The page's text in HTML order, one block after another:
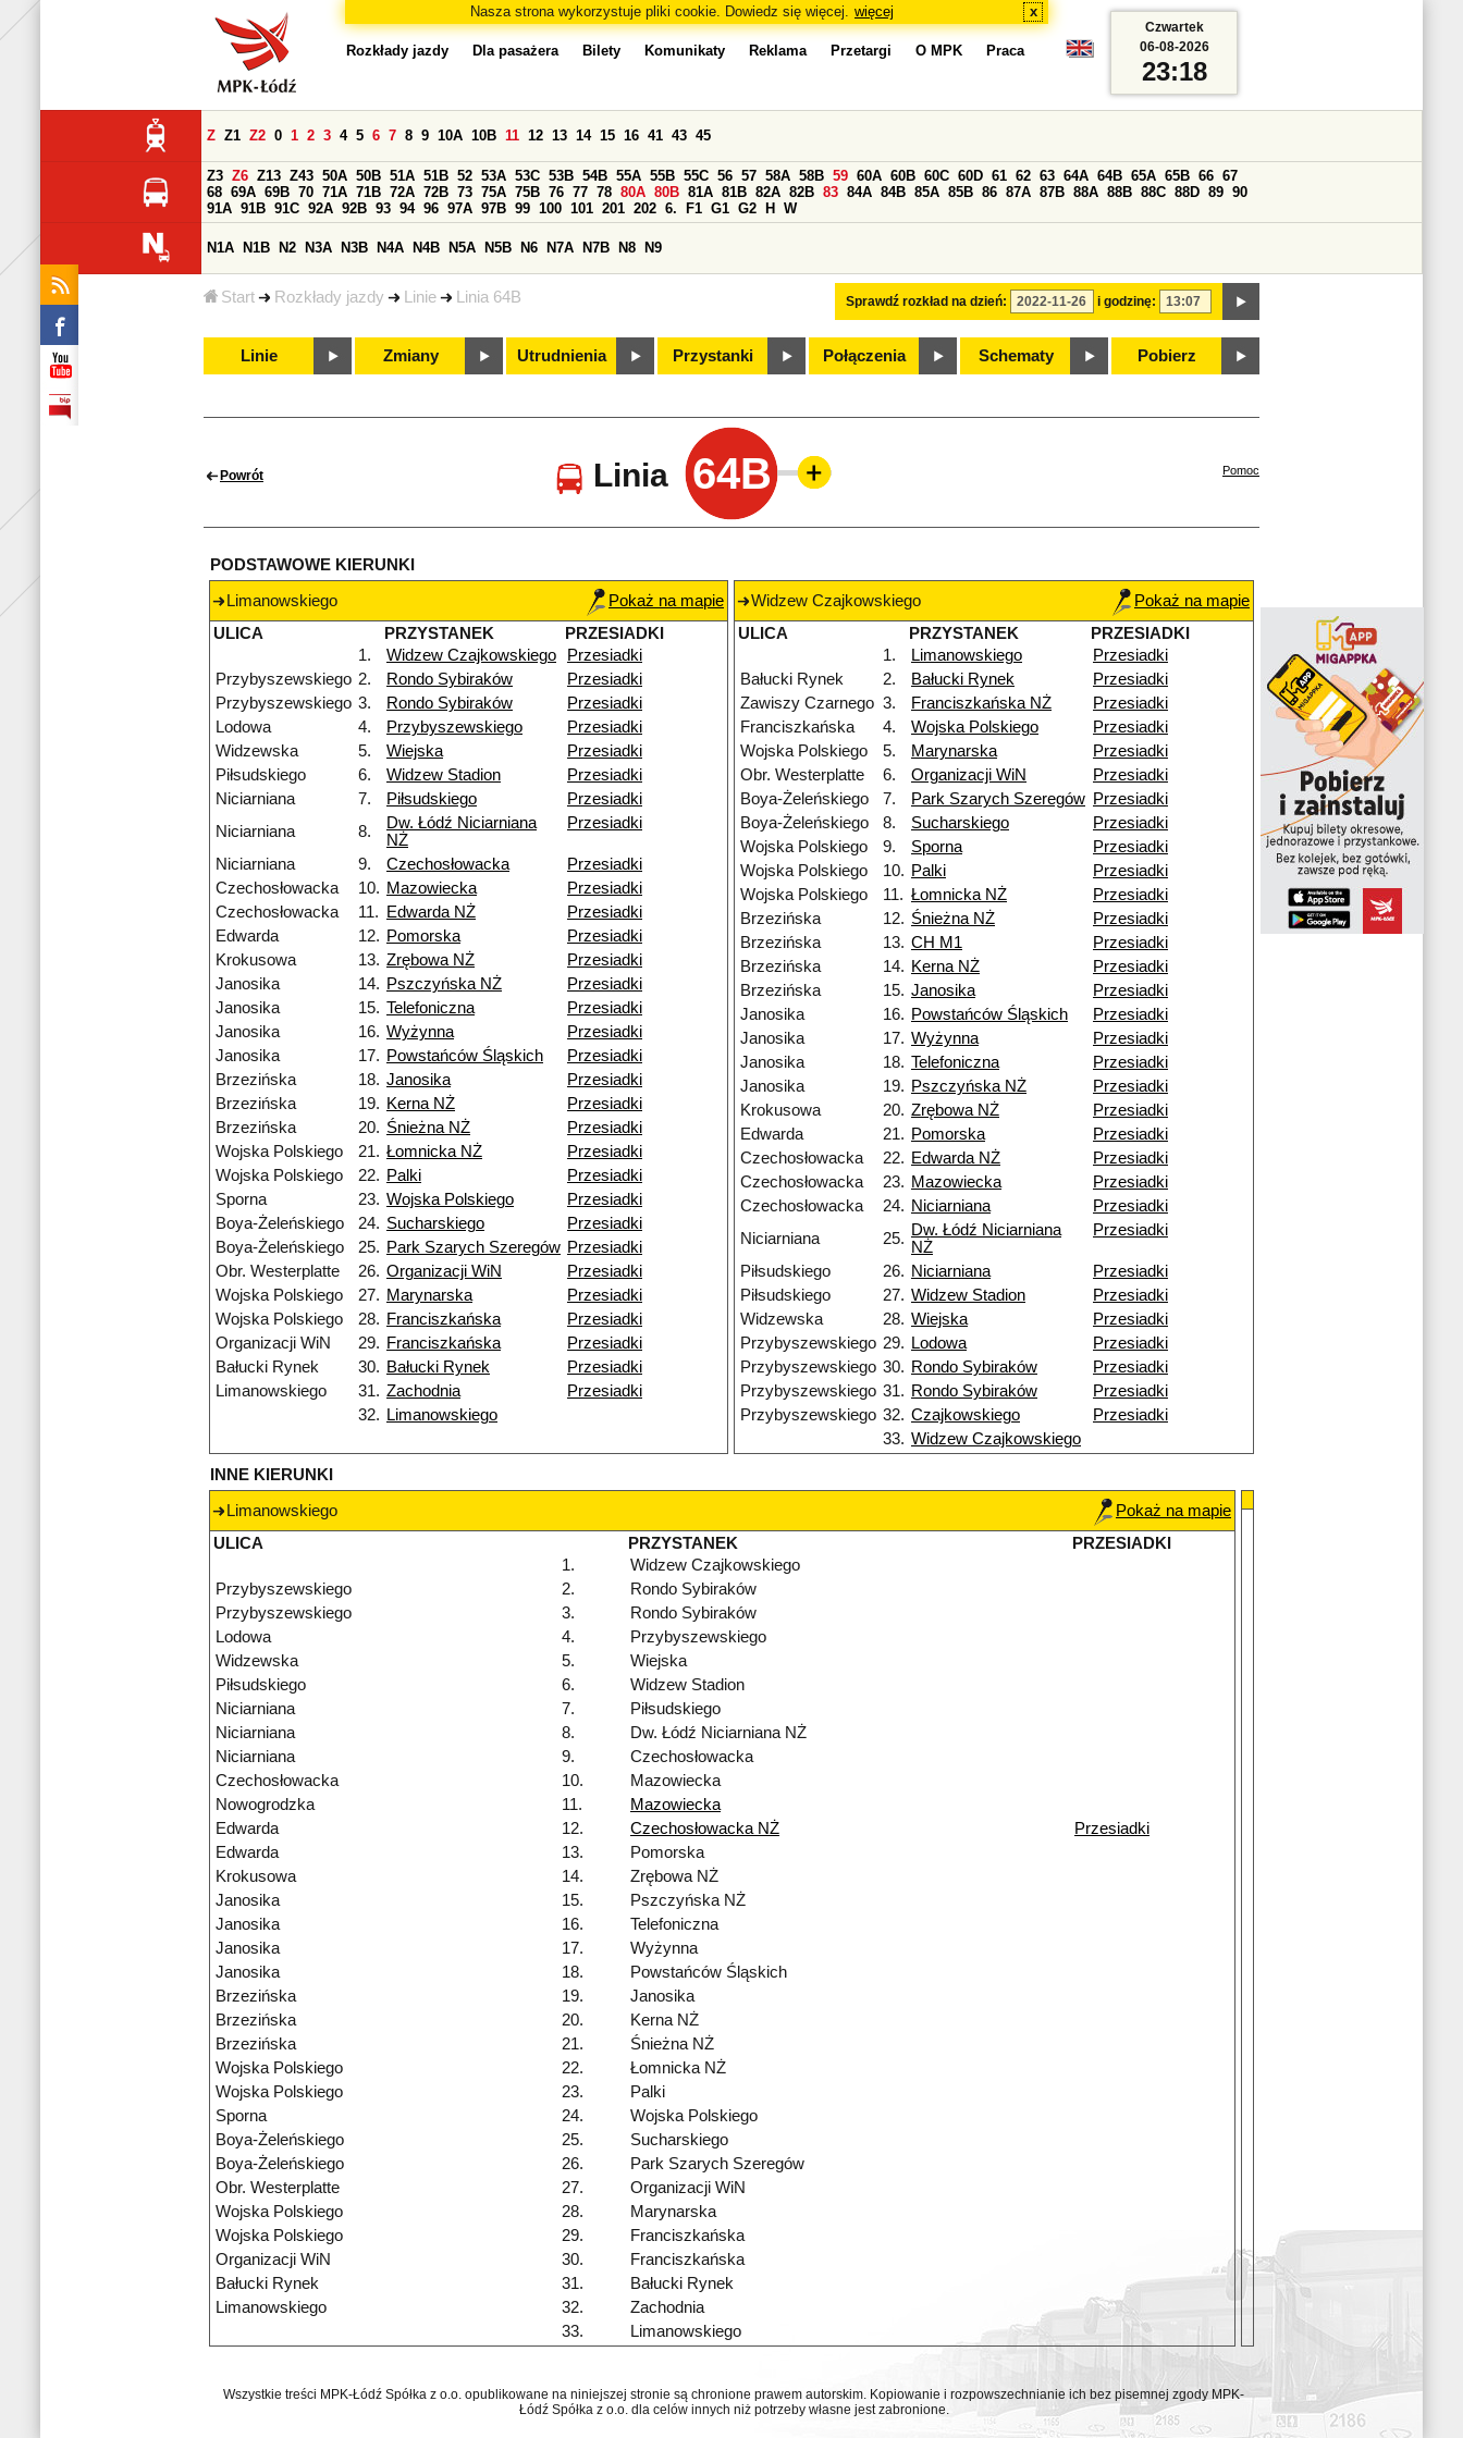
Nasza strona wykorzystuje pliki cookie. Dowiedz się więcej. więcej x
Start Rozkłady jazdy Linie Linia 64B
Rozkłady jazdy Dla pasażera Bilety Komunikaty Reklama Przetargi O MPK Praca
Sprawdź rozkład na dzień: i godzinę:
Z Z1 Z2 0 1 2 3 4 5 6 7 8 9 10A 10B 11 12 13 14 15 16 41 43 45
Z3 Z6 Z13 Z43 50A 50B 51A 51B 52 53A 53C 53B 54B 55A 55B 55C 56 57 58A 58B 59 60A 60B 60C 60D 61 62 63 64A 64B 65A 65B 66 67
68 69A 69B 70 71A 71B 72A 72B 73 75A 75B 76 77 78 80A 80B 81A 81B 82A 82B 83 84A 84B 85A 85B 86 87A 87B 88A 88B 88C 88D 89 90
91A 91B 91C 92A 92B 93 94 96 97A 97B 99 100 101 201 202 6. F1 G1 G2 H W
N1A N1B N2 N3A N3B N4A N4B N5A N5B N6 N7A N7B N8 N9
Linie Zmiany Utrudnienia Przystanki Połączenia Schematy Pobierz
Czwartek
06-08-2026
23:18
Powrót Linia 64B Pomoc
PODSTAWOWE KIERUNKI
Limanowskiego
Pokaż na mapie
ULICA
PRZYSTANEK
PRZESIADKI
1.
Widzew Czajkowskiego
Przesiadki
Przybyszewskiego 2. Rondo Sybiraków
Przesiadki
Przybyszewskiego 3. Rondo Sybiraków
Przesiadki
Lodowa
4. Przybyszewskiego
Przesiadki
Widzewska
5. Wiejska
Przesiadki
Piłsudskiego
6. Widzew Stadion
Przesiadki
Niciarniana
7. Piłsudskiego
Przesiadki
Niciarniana
8.
Dw. Łódź Niciarniana
NŻ
Przesiadki
Niciarniana 9. Czechosłowacka
Przesiadki
Czechosłowacka
10. Mazowiecka
Przesiadki
Czechosłowacka
11. Edwarda NŻ
Przesiadki
Edwarda
12. Pomorska
Przesiadki
Krokusowa
13. Zrębowa NŻ
Przesiadki
Janosika
14. Pszczyńska NŻ
Przesiadki
Janosika
15. Telefoniczna
Przesiadki
Janosika
16. Wyżynna
Przesiadki
Janosika
17. Powstańców Śląskich
Przesiadki
Brzezińska
18. Janosika
Przesiadki
Brzezińska
19. Kerna NŻ
Przesiadki
Brzezińska
20. Śnieżna NŻ
Przesiadki
Wojska Polskiego
21. Łomnicka NŻ
Przesiadki
Wojska Polskiego
22. Palki
Przesiadki
Sporna
23. Wojska Polskiego
Przesiadki
Boya-Żeleńskiego
24. Sucharskiego
Przesiadki
Boya-Żeleńskiego
25. Park Szarych Szeregów Przesiadki
Obr. Westerplatte
26. Organizacji WiN
Przesiadki
Wojska Polskiego
27. Marynarska
Przesiadki
Wojska Polskiego
28. Franciszkańska
Przesiadki
Organizacji WiN
29. Franciszkańska
Przesiadki
Bałucki Rynek
30. Bałucki Rynek
Przesiadki
Limanowskiego
31. Zachodnia
Przesiadki
32.
Limanowskiego
Widzew Czajkowskiego
Pokaż na mapie
ULICA
PRZYSTANEK
PRZESIADKI
1.
Limanowskiego
Przesiadki
Bałucki Rynek
2. Bałucki Rynek
Przesiadki
Zawiszy Czarnego 3. Franciszkańska NŻ
Przesiadki
Franciszkańska
4. Wojska Polskiego
Przesiadki
Wojska Polskiego
5. Marynarska
Przesiadki
Obr. Westerplatte
6. Organizacji WiN
Przesiadki
Boya-Żeleńskiego
7. Park Szarych Szeregów Przesiadki
Boya-Żeleńskiego
8. Sucharskiego
Przesiadki
Wojska Polskiego
9. Sporna
Przesiadki
Wojska Polskiego
10. Palki
Przesiadki
Wojska Polskiego
11. Łomnicka NŻ
Przesiadki
Brzezińska
12. Śnieżna NŻ
Przesiadki
Brzezińska
13. CH M1
Przesiadki
Brzezińska
14. Kerna NŻ
Przesiadki
Brzezińska
15. Janosika
Przesiadki
Janosika
16. Powstańców Śląskich
Przesiadki
Janosika
17. Wyżynna
Przesiadki
Janosika
18. Telefoniczna
Przesiadki
Janosika
19. Pszczyńska NŻ
Przesiadki
Krokusowa
20. Zrębowa NŻ
Przesiadki
Edwarda
21. Pomorska
Przesiadki
Czechosłowacka
22. Edwarda NŻ
Przesiadki
Czechosłowacka
23. Mazowiecka
Przesiadki
Czechosłowacka
24. Niciarniana
Przesiadki
Niciarniana
25. Dw. Łódź Niciarniana
NŻ
Przesiadki
Piłsudskiego 26. Niciarniana
Przesiadki
Piłsudskiego
27. Widzew Stadion
Przesiadki
Widzewska
28. Wiejska
Przesiadki
Przybyszewskiego 29. Lodowa
Przesiadki
Przybyszewskiego 30. Rondo Sybiraków
Przesiadki
Przybyszewskiego 31. Rondo Sybiraków
Przesiadki
Przybyszewskiego 32. Czajkowskiego
Przesiadki
33. Widzew Czajkowskiego
INNE KIERUNKI
Limanowskiego
Pokaż na mapie
ULICA
PRZYSTANEK
PRZESIADKI
1.
Widzew Czajkowskiego
Przybyszewskiego
2.
Rondo Sybiraków
Przybyszewskiego
3.
Rondo Sybiraków
Lodowa
4.
Przybyszewskiego
Widzewska
5.
Wiejska
Piłsudskiego
6.
Widzew Stadion
Niciarniana
7.
Piłsudskiego
Niciarniana
8.
Dw. Łódź Niciarniana NŻ
Niciarniana
9.
Czechosłowacka
Czechosłowacka
10.
Mazowiecka
Nowogrodzka
11.
Mazowiecka
Edwarda
12. Czechosłowacka NŻ
Przesiadki
Edwarda
13.
Pomorska
Krokusowa
14.
Zrębowa NŻ
Janosika
15.
Pszczyńska NŻ
Janosika
16.
Telefoniczna
Janosika
17.
Wyżynna
Janosika
18.
Powstańców Śląskich
Brzezińska
19.
Janosika
Brzezińska
20.
Kerna NŻ
Brzezińska
21.
Śnieżna NŻ
Wojska Polskiego
22.
Łomnicka NŻ
Wojska Polskiego
23.
Palki
Sporna
24.
Wojska Polskiego
Boya-Żeleńskiego
25.
Sucharskiego
Boya-Żeleńskiego
26.
Park Szarych Szeregów
Obr. Westerplatte
27.
Organizacji WiN
Wojska Polskiego
28.
Marynarska
Wojska Polskiego
29.
Franciszkańska
Organizacji WiN
30.
Franciszkańska
Bałucki Rynek
31.
Bałucki Rynek
Limanowskiego
32.
Zachodnia
33.
Limanowskiego
Wszystkie treści MPK-Łódź Spółka z o.o. opublikowane na niniejszej stronie są chronione prawem autorskim. Kopiowanie i rozpowszechnianie ich bez pisemnej zgody MPK-
Łódź Spółka z o.o. dla celów innych niż potrzeby własne jest zabronione.